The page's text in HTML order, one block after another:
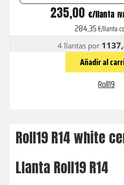
center
lock
235,00 €
284,35€/llanta
4 llantas por
Añadir al
Roll19
Roll19 R14 white
Llanta Roll19 R14